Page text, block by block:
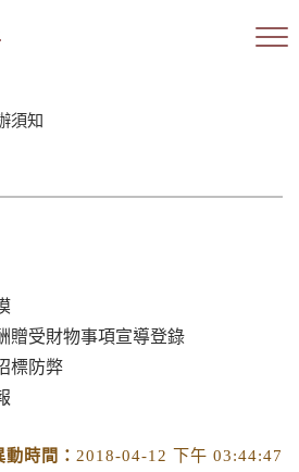
須知
贈受財物事項宣導登錄
標防弊
時間： 2018-04-12 下午 03:44:47